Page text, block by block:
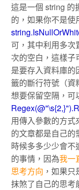
這是一個 string 的
的，如果你不是使
可，其中利用多
次的空白，這樣子
是要存入資料庫的
籤的斷行符號（
想要保留空隔，可
用傳入參數的方式
的文章都是自己
時候多多少少會
的事情，因為我一
思考方向 ，如果
抹煞了自己的思考